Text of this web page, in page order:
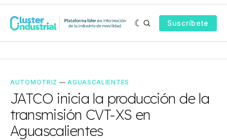
Suscríbete
AUTOMOTRIZ —AGUASCALIENTES
JATCO inicia la producción de la
transmisión CVT-XS en
Aguascalientes